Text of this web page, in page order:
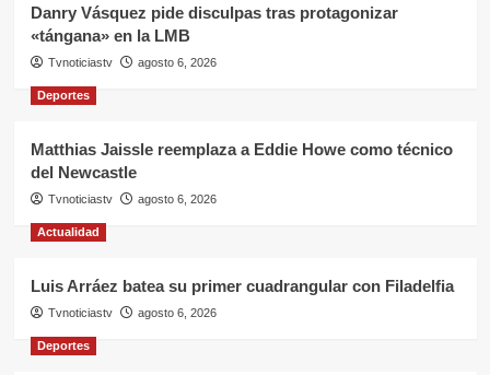
Danry Vásquez pide disculpas tras protagonizar
«tángana» en la LMB
Tvnoticiastv agosto 6, 2026
Deportes
Matthias Jaissle reemplaza a Eddie Howe como técnico
del Newcastle
Tvnoticiastv agosto 6, 2026
Actualidad
Luis Arráez batea su primer cuadrangular con Filadelfia
Tvnoticiastv agosto 6, 2026
Deportes